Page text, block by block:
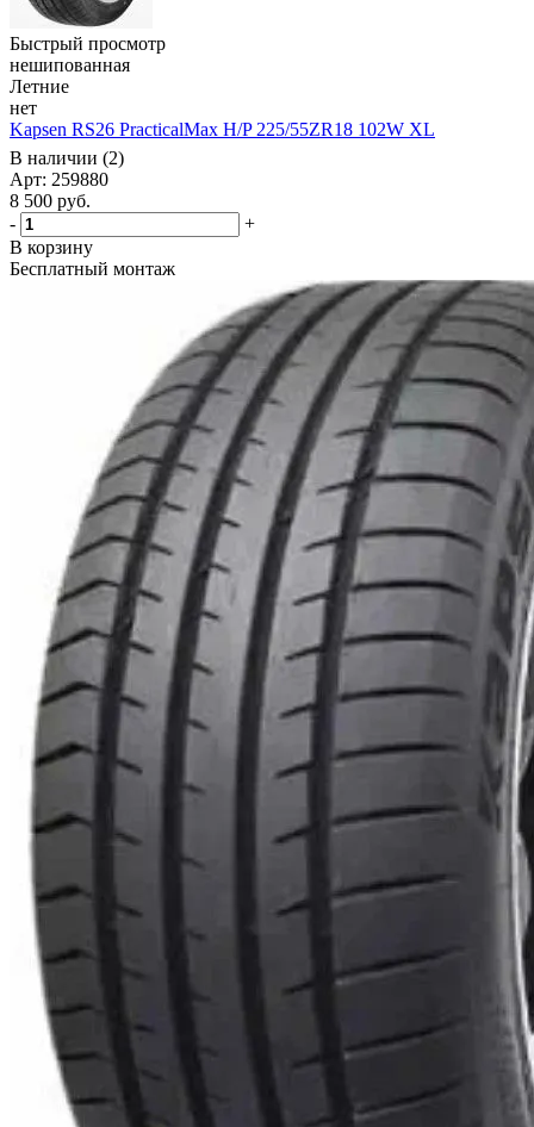
Быстрый просмотр
нешипованная
Летние
нет
Kapsen RS26 PracticalMax H/P 225/55ZR18 102W XL
В наличии (2)
Арт: 259880
8 500 руб.
-
+
В корзину
Бесплатный монтаж